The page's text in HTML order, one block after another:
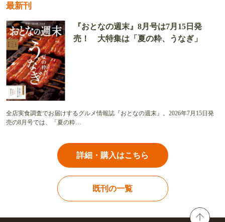
最新刊
『おとなの週末』8月号は7月15日発
売！ 大特集は「夏の粋、うなぎ」
全店実食調査でお届けするグルメ情報誌『おとなの週末』。2026年7月15日発
売の8月号では、「夏の粋…
詳細・購入はこちら
既刊の一覧